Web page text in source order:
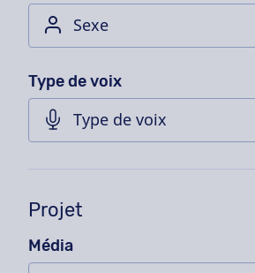
Type de voix
Projet
Média